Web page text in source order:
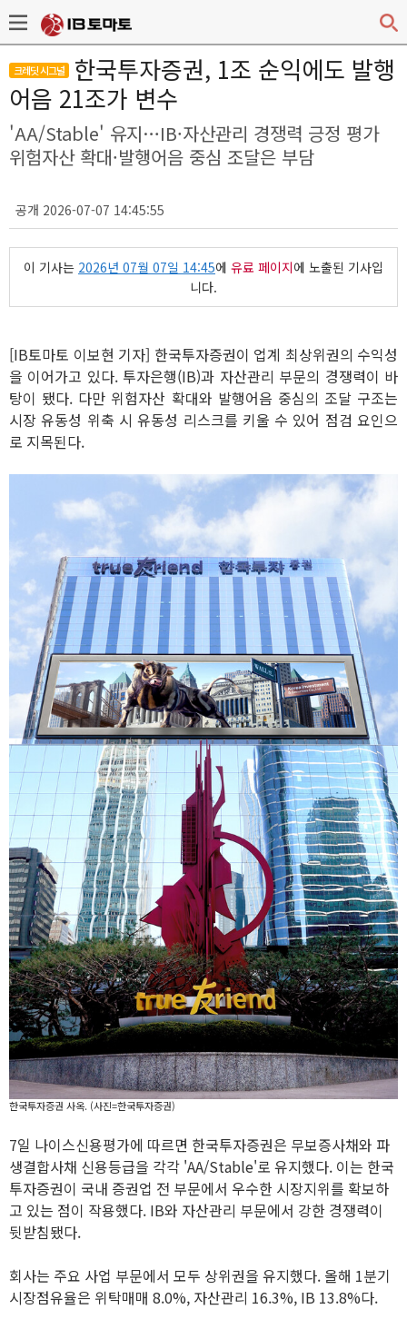
크레딧 시그널
한국투자증권, 1조 순익에도 발행
어음 21조가 변수
'AA/Stable' 유지…IB·자산관리 경쟁력 긍정 평가
위험자산 확대·발행어음 중심 조달은 부담
공개 2026-07-07 14:45:55
이 기사는 2026년 07월 07일 14:45에 유료 페이지에 노출된 기사입
니다.
[IB토마토 이보현 기자] 한국투자증권이 업계 최상위권의 수익성
을 이어가고 있다. 투자은행(IB)과 자산관리 부문의 경쟁력이 바
탕이 됐다. 다만 위험자산 확대와 발행어음 중심의 조달 구조는
시장 유동성 위축 시 유동성 리스크를 키울 수 있어 점검 요인으
로 지목된다.
한국투자증권 사옥. (사진=한국투자증권)
7일 나이스신용평가에 따르면 한국투자증권은 무보증사채와 파
생결합사채 신용등급을 각각 'AA/Stable'로 유지했다. 이는 한국
투자증권이 국내 증권업 전 부문에서 우수한 시장지위를 확보하
고 있는 점이 작용했다. IB와 자산관리 부문에서 강한 경쟁력이
뒷받침됐다.
회사는 주요 사업 부문에서 모두 상위권을 유지했다. 올해 1분기
시장점유율은 위탁매매 8.0%, 자산관리 16.3%, IB 13.8%다.